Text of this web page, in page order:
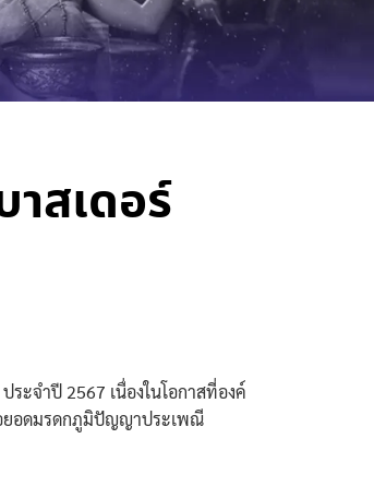
สเดอร์
ะจำปี 2567 เนื่องในโอกาสที่องค์
ยอดมรดกภูมิปัญญาประเพณี